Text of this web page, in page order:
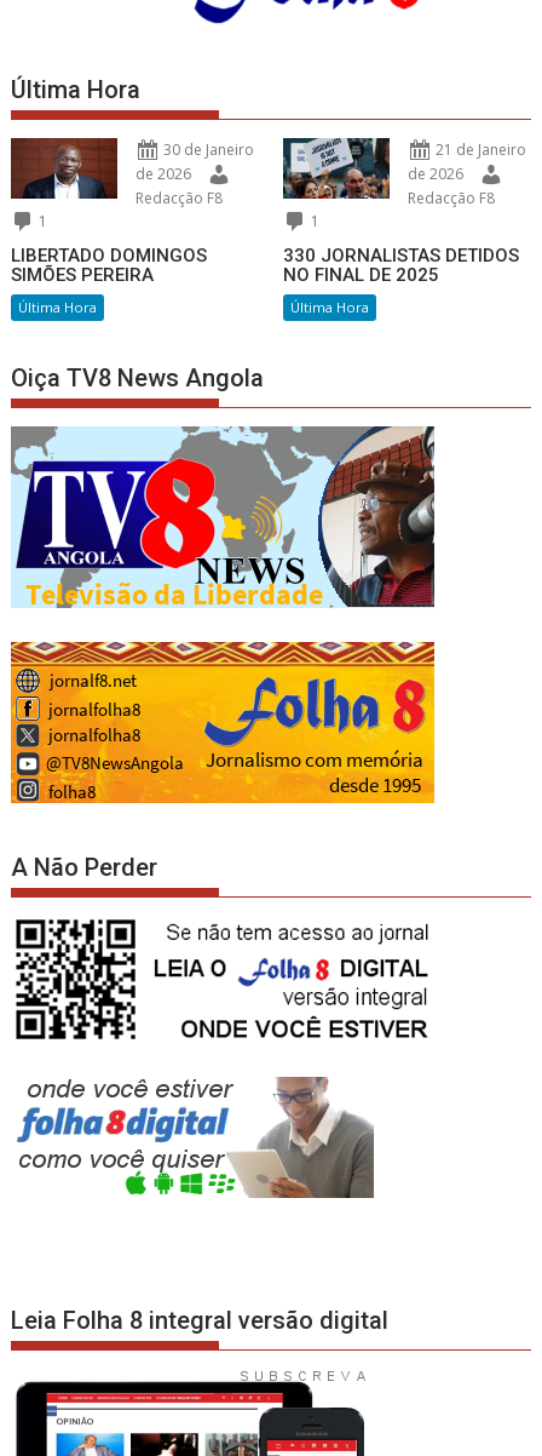
Última Hora
30 de Janeiro
de 2026
Redacção F8
1
LIBERTADO DOMINGOS
SIMÕES PEREIRA
Última Hora
21 de Janeiro
de 2026
Redacção F8
1
330 JORNALISTAS DETIDOS
NO FINAL DE 2025
Última Hora
Oiça TV8 News Angola
A Não Perder
Leia Folha 8 integral versão digital